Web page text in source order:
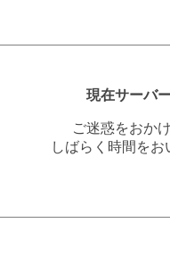
現在サーバ
ご迷惑をおか
しばらく時間を